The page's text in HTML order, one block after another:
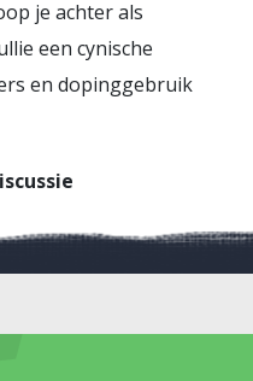
je achter als
een cynische
en dopinggebruik